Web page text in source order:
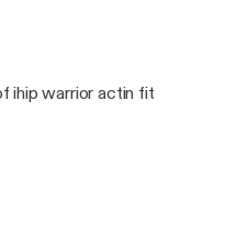
ihip warrior actin fit